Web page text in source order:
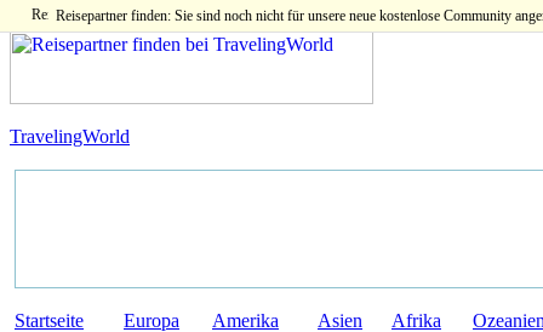
Reisepartner finden: Sie sind noch nicht für unsere neue kostenlose Community
TravelingWorld
Startseite Europa Amerika Asien Afrika